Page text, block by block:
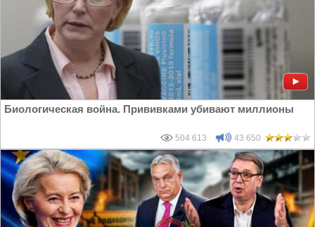
Биологическая война. Прививками убивают миллионы
504 613 43 650